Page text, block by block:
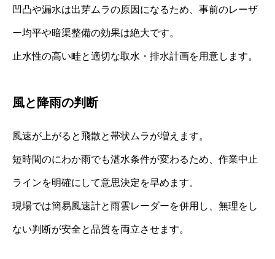
凹凸や漏水は出芽ムラの原因になるため、事前のレーザ
ー均平や暗渠整備の効果は絶大です。
止水性の高い畦と適切な取水・排水計画を用意します。
風と降雨の判断
風速が上がると飛散と帯状ムラが増えます。
短時間のにわか雨でも湛水条件が変わるため、作業中止
ラインを明確にして意思決定を早めます。
現場では簡易風速計と雨雲レーダーを併用し、無理をし
ない判断が安全と品質を両立させます。